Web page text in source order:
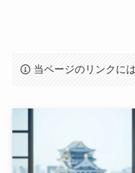
当ページのリンクに